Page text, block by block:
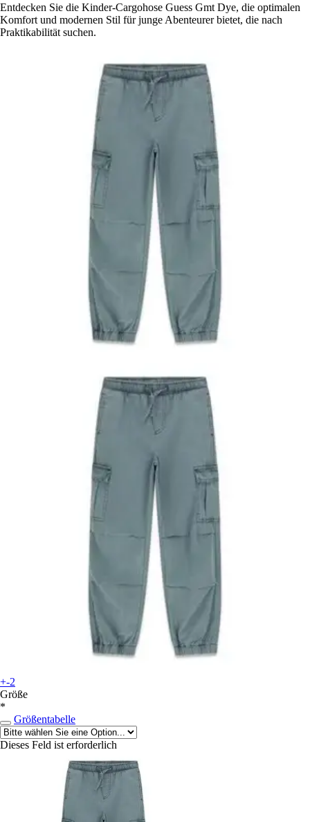
Entdecken Sie die Kinder-Cargohose Guess Gmt Dye, die optimalen
Komfort und modernen Stil für junge Abenteurer bietet, die nach
Praktikabilität suchen.
+-2
Größe
*
Größentabelle
Dieses Feld ist erforderlich